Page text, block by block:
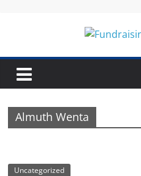
Almuth Wenta
Uncategorized